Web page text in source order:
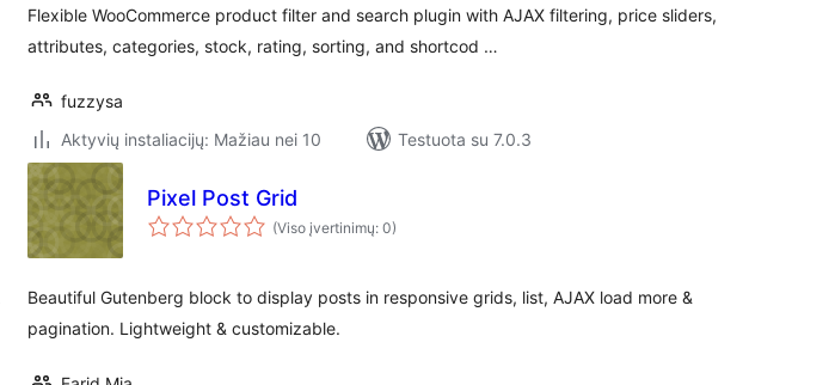
Flexible WooCommerce product filter and search plugin with AJAX filtering, price sliders,
attributes, categories, stock, rating, sorting, and shortcod …
fuzzysa
Aktyvių instaliacijų: Mažiau nei 10
Testuota su 7.0.3
Pixel Post Grid
(Viso įvertinimų: 0)
Beautiful Gutenberg block to display posts in responsive grids, list, AJAX load more &
pagination. Lightweight & customizable.